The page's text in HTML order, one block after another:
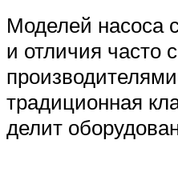
Меню
Моделей насоса
и отличия часто
традиционная
делит